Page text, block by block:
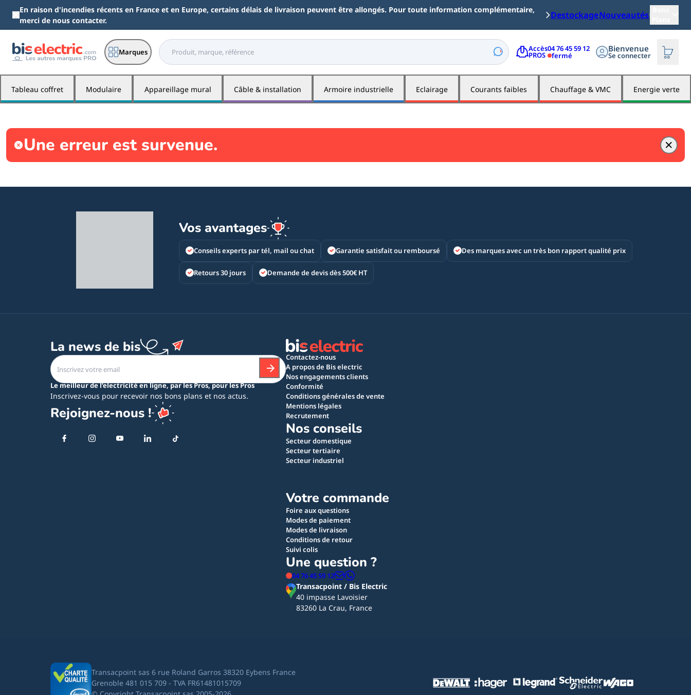
Aller au contenu principal
En raison d'incendies récents en France et en Europe, certains délais de livraison peuvent être allongés. Pour toute information complémentaire, merci
de nous contacter.
DestockageNouveautés
Marques Accès
PROS
04 76 45 59 12
fermé
Bienvenue
Se connecter
Tableau coffret Modulaire Appareillage mural Câble & installation Armoire industrielle Eclairage Courants faibles Chauffage & VMC Energie verte
Une erreur est survenue.
Vos avantages
Conseils experts par tél, mail ou chat Garantie satisfait ou remboursé Des marques avec un très bon rapport qualité prix
Retours 30 jours Demande de devis dès 500€ HT
La news de bis
Le meilleur de l’electricité en ligne, par les Pros, pour les Pros
Inscrivez-vous pour recevoir nos bons plans et nos actus.
Rejoignez-nous !
Contactez-nous
A propos de Bis electric
Nos engagements clients
Conformité
Conditions générales de vente
Mentions légales
Recrutement
Nos conseils
Secteur domestique
Secteur tertiaire
Secteur industriel
Votre commande
Foire aux questions
Modes de paiement
Modes de livraison
Conditions de retour
Suivi colis
Une question ?
04 76 45 59 12
Transacpoint / Bis Electric
40 impasse Lavoisier
Transacpoint sas 6 rue Roland Garros 38320 Eybens France